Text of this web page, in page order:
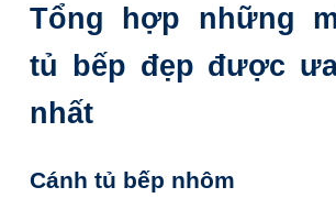
Tổng hợp những
tủ bếp đẹp được
nhất
Cánh tủ bếp nhôm